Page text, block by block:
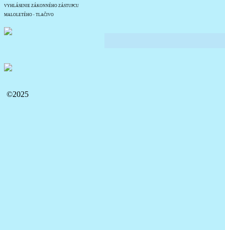
VYHLÁSENIE ZÁKONNÉHO ZÁSTUPCU
MALOLETÉHO - TLAČIVO
©2025